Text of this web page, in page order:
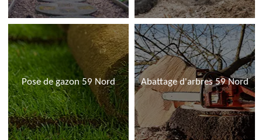
Pose de gazon 59 Nord Abattage d'arbres 59 Nord